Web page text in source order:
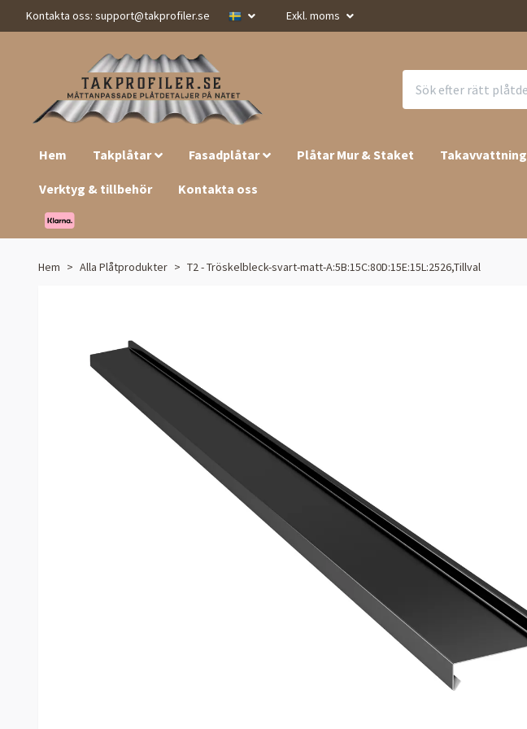
Kontakta oss: support@takprofiler.se Exkl. moms
Hem Takplåtar Fasadplåtar Plåtar Mur & Staket Takavvattning
Verktyg & tillbehör Kontakta oss
Hem Alla Plåtprodukter T2 - Tröskelbleck-svart-matt-A:5B:15C:80D:15E:15L:2526,Tillval